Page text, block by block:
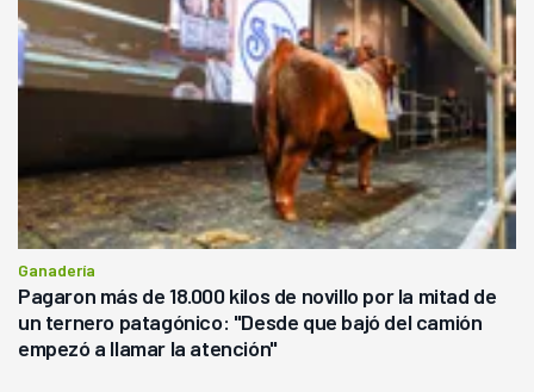
Ganadería
Pagaron más de 18.000 kilos de novillo por la mitad de
un ternero patagónico: "Desde que bajó del camión
empezó a llamar la atención"